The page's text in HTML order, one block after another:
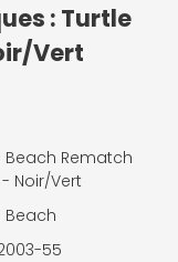
: Turtle
Vert
Beach Rematch
Noir/Vert
Beach
55